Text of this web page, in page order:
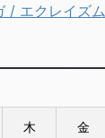
/ エクレイズム
木 金